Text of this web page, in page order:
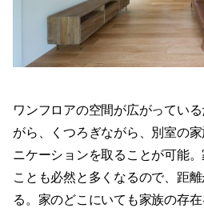
ワンフロアの空間が広がってい
がら、くつろぎながら、別室の
ニケーションを取ることが可能
ことも必然と多くなるので、距
る。家のどこにいても家族の存